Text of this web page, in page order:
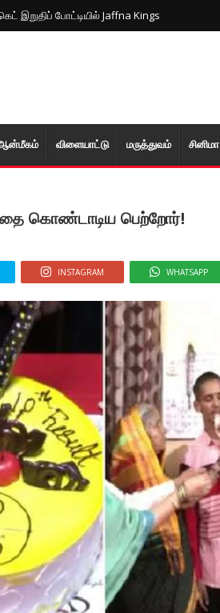
இறுதிப் போட்டியில் Jaffna Kings
விளையாட்டு மரு‌த்துவ‌ம் சினிமா
கொண்டாடிய பெற்றோர்!
INSTAGRAM WHATSAPP